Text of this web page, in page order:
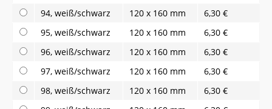
94, weiß/schwarz
120 x 160 mm
6,30 €
95, weiß/schwarz
120 x 160 mm
6,30 €
96, weiß/schwarz
120 x 160 mm
6,30 €
97, weiß/schwarz
120 x 160 mm
6,30 €
98, weiß/schwarz
120 x 160 mm
6,30 €